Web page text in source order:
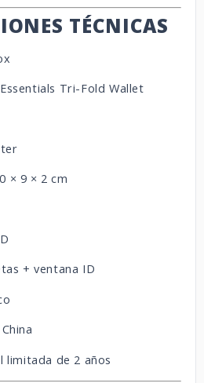
TÉCNICAS
Tri-Fold Wallet
× 9 × 2 cm
+ ventana ID
China
limitada de 2 años